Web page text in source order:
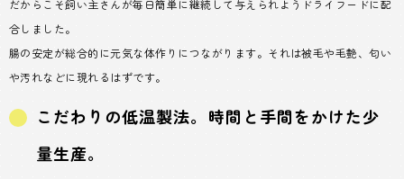
だからこそ飼い主さんが毎日簡単に継続して与えられようドライフードに配
合しました。
腸の安定が総合的に元気な体作りにつながります。それは被毛や毛艶、匂い
や汚れなどに現れるはずです。
こだわりの低温製法。時間と手間をかけた少
量生産。